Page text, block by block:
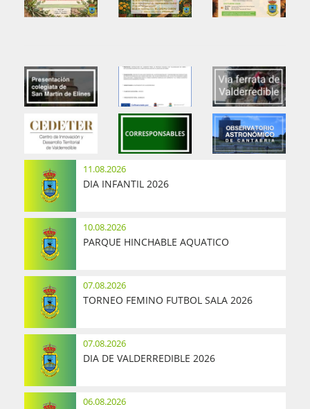
11.08.2026
DIA INFANTIL 2026
10.08.2026
PARQUE HINCHABLE AQUATICO
07.08.2026
TORNEO FEMINO FUTBOL SALA 2026
07.08.2026
DIA DE VALDERREDIBLE 2026
06.08.2026